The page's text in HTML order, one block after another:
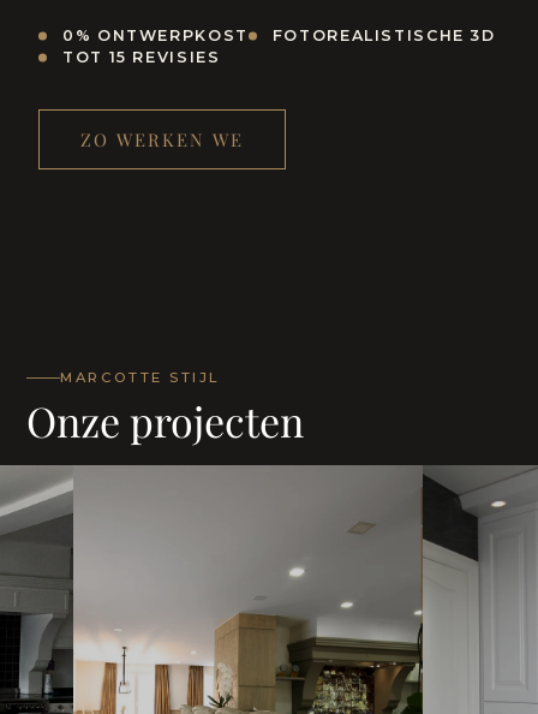
0% ONTWERPKOST
FOTOREALISTISCHE 3D
TOT 15 REVISIES
ZO WERKEN WE
MARCOTTE STIJL
Onze projecten